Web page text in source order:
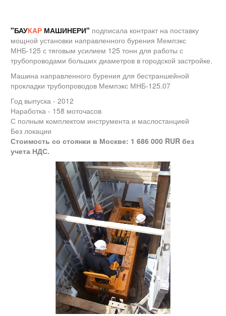
"БАУКАР МАШИНЕРИ" подписала контракт на поставку
мощной установки направленного бурения Мемпэкс
МНБ-125 с тяговым усилием 125 тонн для работы с
трубопроводами больших диаметров в городской застройке.
Машина направленного бурения для бестраншейной
прокладки трубопроводов Мемпэкс МНБ-125.07
Год выпуска - 2012
Наработка - 158 моточасов
С полным комплектом инструмента и маслостанцией
Без локации
Стоимость со стоянки в Москве: 1 686 000 RUR без
учета НДС.